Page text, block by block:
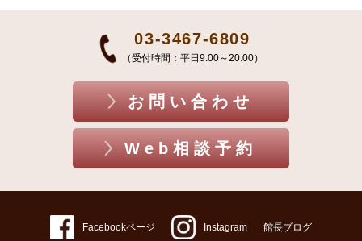
03-3467-6809
（受付時間：平日9:00～20:00）
お問い合わせ
Web相談予約
Facebookページ Instagram 館長ブログ